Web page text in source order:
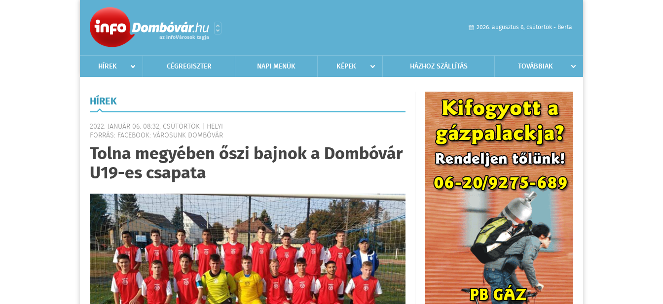
2026. augusztus 6, csütörtök - Berta
HÍREK CÉGREGISZTER NAPI MENÜK KÉPEK HÁZHOZ SZÁLLÍTÁS TOVÁBBIAK
HÍREK
2022. JANUÁR 06. 08:32, CSÜTÖRTÖK | HELYI
FORRÁS: FACEBOOK: VÁROSUNK DOMBÓVÁR
Tolna megyében őszi bajnok a Dombóvár
U19-es csapata